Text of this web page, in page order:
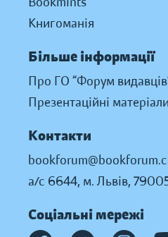
Книгоманія
Більше інформації
Про ГО “Форум
Презентаційні матеріали
Контакти
а/с 6644, м. Львів,
Соціальні мережі